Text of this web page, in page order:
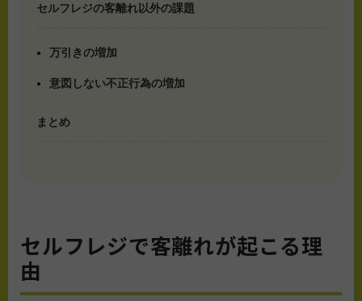
セルフレジの客離れ以外の課題
万引きの増加
意図しない不正行為の増加
まとめ
セルフレジで客離れが起こる理
由